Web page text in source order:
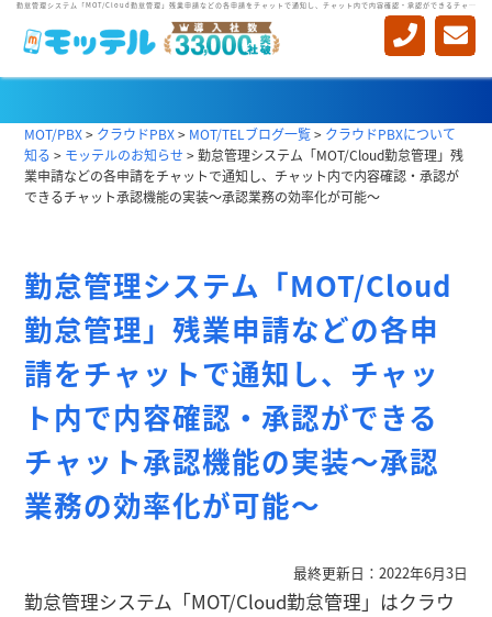
勤怠管理システム「MOT/Cloud勤怠管理」残業申請などの各申請をチャットで通知し、チャット内で内容確認・承認ができるチャット承認機能の実装～承認業務の効率化が可能～
モッテルのお知らせ
MOT/PBX> クラウドPBX> MOT/TELブログ一覧> クラウドPBXについて
知る > モッテルのお知らせ >勤怠管理システム「MOT/Cloud勤怠管理」残
業申請などの各申請をチャットで通知し、チャット内で内容確認・承認が
できるチャット承認機能の実装～承認業務の効率化が可能～
勤怠管理システム「MOT/Cloud
勤怠管理」残業申請などの各申
請をチャットで通知し、チャッ
ト内で内容確認・承認ができる
チャット承認機能の実装～承認
業務の効率化が可能～
最終更新日：2022年6月3日
勤怠管理システム「MOT/Cloud勤怠管理」はクラウ